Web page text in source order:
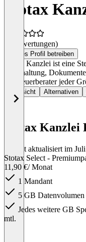
Stotax
(0 Bewertungen)
Dieses Profil betreiben
Stotax Kanzlei ist eine
Buchhaltung,
für Steuerberater jeder
Übersicht Alternativen
Stotax Kanzlei
Zuletzt aktualisiert im
Stotax Select -
11,90 €/ Monat
1 Mandant
5 GB
Jedes weitere GB
mtl.